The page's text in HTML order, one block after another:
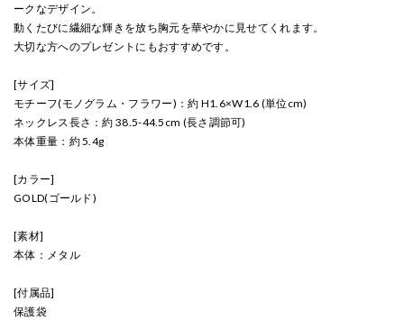
ークなデザイン。
動くたびに繊細な輝きを放ち胸元を華やかに見せてくれます。
大切な方へのプレゼントにもおすすめです。
[サイズ]
モチーフ(モノグラム・フラワー)：約 H1.6×W1.6 (単位cm)
ネックレス長さ：約 38.5-44.5cm (長さ調節可)
本体重量：約 5.4g
[カラー]
GOLD(ゴールド)
[素材]
本体：メタル
[付属品]
保護袋